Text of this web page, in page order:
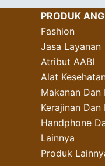
PRODUK
Fashion
Jasa Layanan
Atribut AABI
Alat
Makanan Dan
Kerajinan
Handphone
Lainnya
Produk